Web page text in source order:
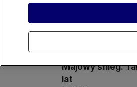
Kolonizatorzy
kanibalami.
Majowy śnieg.
lat